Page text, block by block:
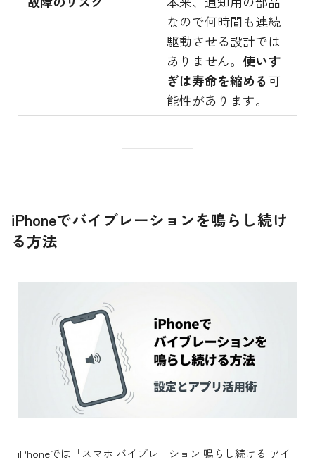
なので何時間も連続
駆動させる設計では
ありません。使いす
ぎは寿命を縮める可
能性があります。
iPhoneでバイブレーションを鳴らし続け
る方法
iPhoneでは「スマホ バイブレーション 鳴らし続ける アイ